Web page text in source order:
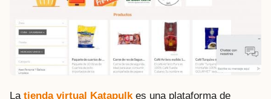
La tienda virtual Katapulkes una plataforma de